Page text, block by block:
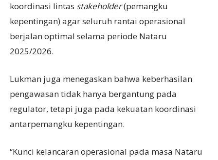
koordinasi lintas stakeholder(pemangku
kepentingan) agar seluruh rantai operasional
berjalan optimal selama periode Nataru
2025/2026.
Lukman juga menegaskan bahwa keberhasilan
pengawasan tidak hanya bergantung pada
regulator, tetapi juga pada kekuatan koordinasi
antarpemangku kepentingan.
“Kunci kelancaran operasional pada masa Nataru